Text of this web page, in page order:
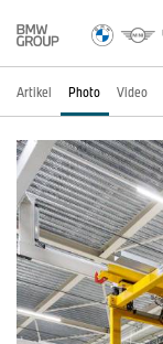
Artikel Photo Video